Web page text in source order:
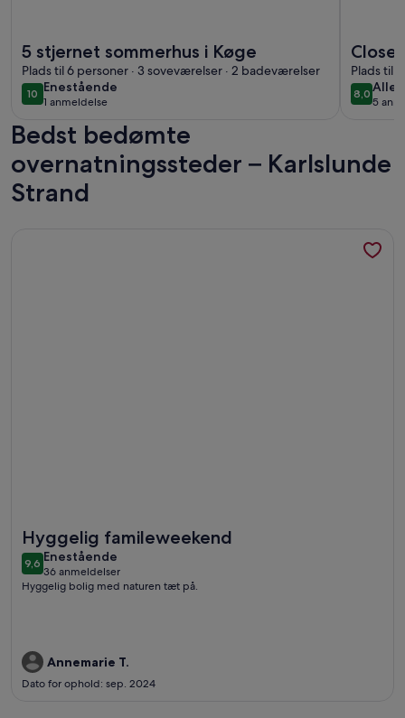
5 stjernet sommerhus i Køge
Plads til 6 personer · 3 soveværelser · 2 badeværelser
1010 ud af 10
Enestående
enestående
1 anmeldelse
(1
anmeldelse)
Close
Plads til
8,08,0 ud
5
(5
Bedst bedømte
overnatningssteder – Karlslunde
Strand
Hyggelig famileweekend
9,69,6 ud af 10
Enestående
enestående
36 anmeldelser
(36
anmeldelser)
Hyggelig bolig med naturen tæt på.
Annemarie T.
Dato for ophold: sep. 2024
Flere oplysninger om Skøn feriebolig i landlig idyl midt på